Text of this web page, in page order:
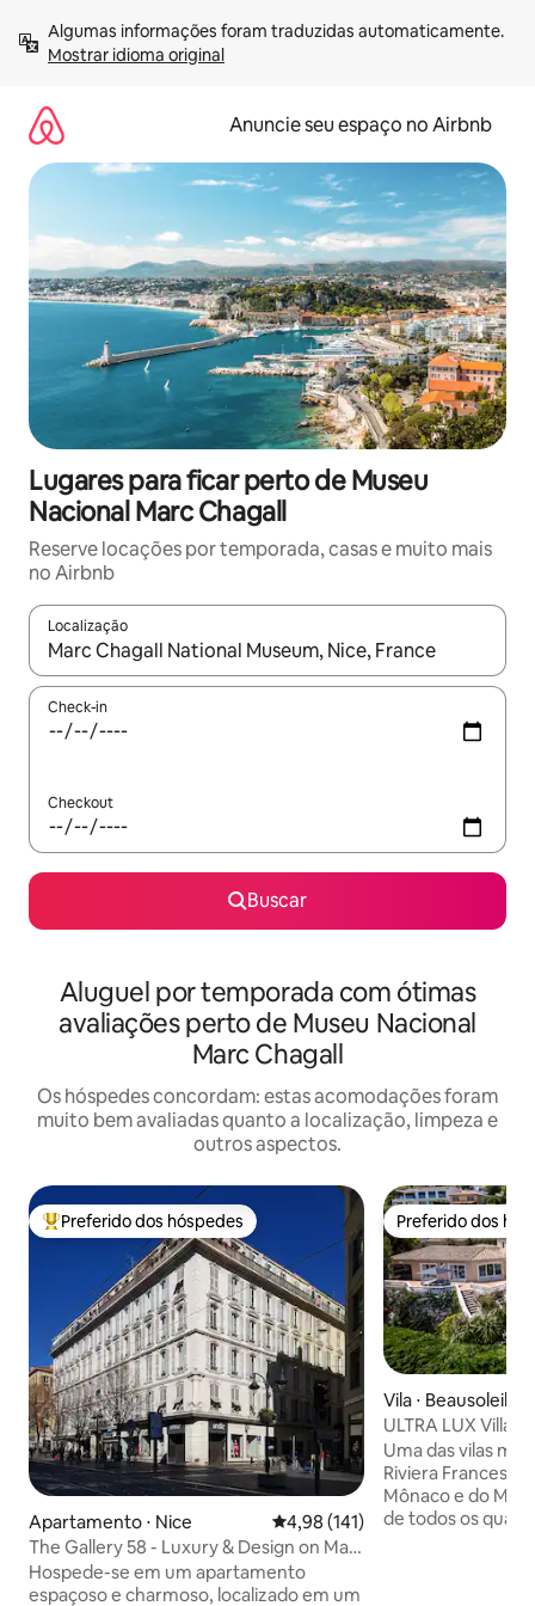
para
Mostrar idioma original
Anuncie seu espaço no Airbnb
Lugares para ficar perto de Museu
Nacional Marc Chagall
Reserve locações por temporada, casas e muito mais
no Airbnb
Localização
Quando os resultados estiverem disponíveis, explore-os
Check-in
Checkout
Buscar
Aluguel por temporada com ótimas
avaliações perto de Museu Nacional
Marc Chagall
Os hóspedes concordam: estas acomodações foram
muito bem avaliadas quanto a localização, limpeza e
outros aspectos.
Entre os melhores preferidos dos hóspedes
Preferido dos hóspedes
Apartamento ⋅ Nice 4,98 de uma avaliação média de
4,98 (141)
The Gallery 58 - Luxury & Design on Main
Avenue
Hospede-se em um apartamento
espaçoso e charmoso, localizado em um
Preferido dos
Preferido dos
Vila ⋅ Beausoleil
ULTRA LUX Villa
Carlo, Mônaco
Uma das vilas
Riviera Francesa. As vistas incríveis de
Mônaco e do Mar
de todos os